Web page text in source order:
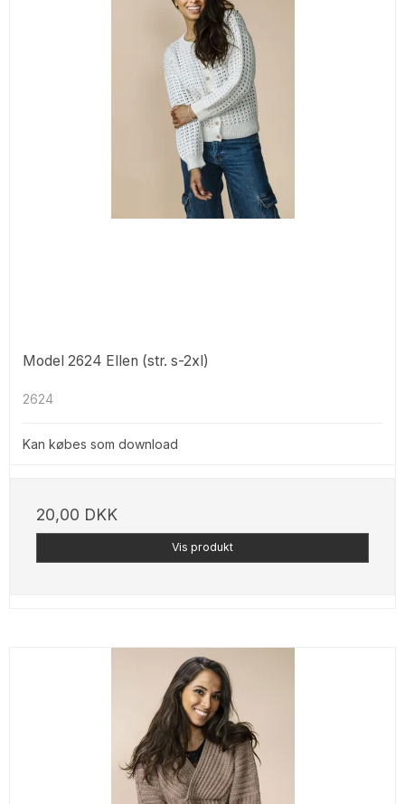
Model 2624 Ellen (str. s-2xl)
2624
Kan købes som download
20,00 DKK
Vis produkt